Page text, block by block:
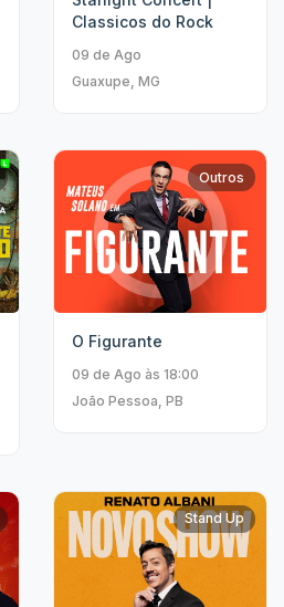
Classicos do Rock
09 de Ago
Guaxupe, MG
Outros
O Figurante
09 de Ago às 18:00
João Pessoa, PB
Stand Up